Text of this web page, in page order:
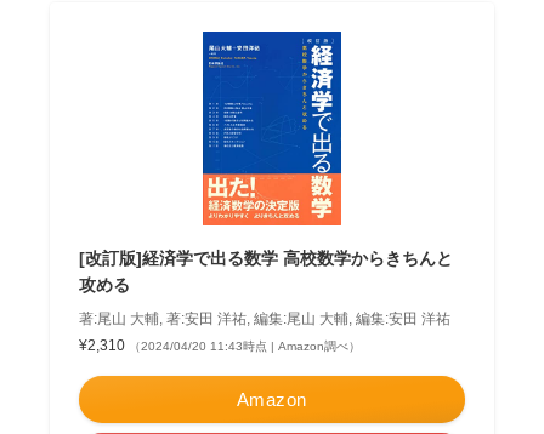
[改訂版]経済学で出る数学 高校数学からきちんと
攻める
著:尾山 大輔, 著:安田 洋祐, 編集:尾山 大輔, 編集:安田 洋祐
¥2,310
（2024/04/20 11:43時点 | Amazon調べ）
Amazon